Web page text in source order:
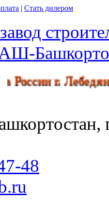
| Стать дилером
в России г.
48